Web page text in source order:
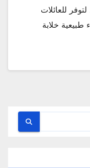
للعائلات
طبيعية خلابة